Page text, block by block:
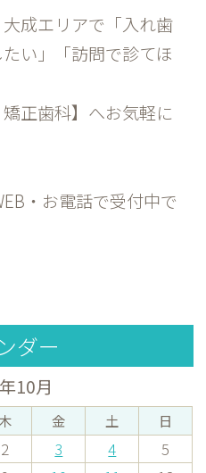
成エリアで「入れ歯
い」「訪問で診てほ
矯正歯科】へお気軽に
・お電話で受付中で
ダー
10月
金 土 日
2 3 4
5